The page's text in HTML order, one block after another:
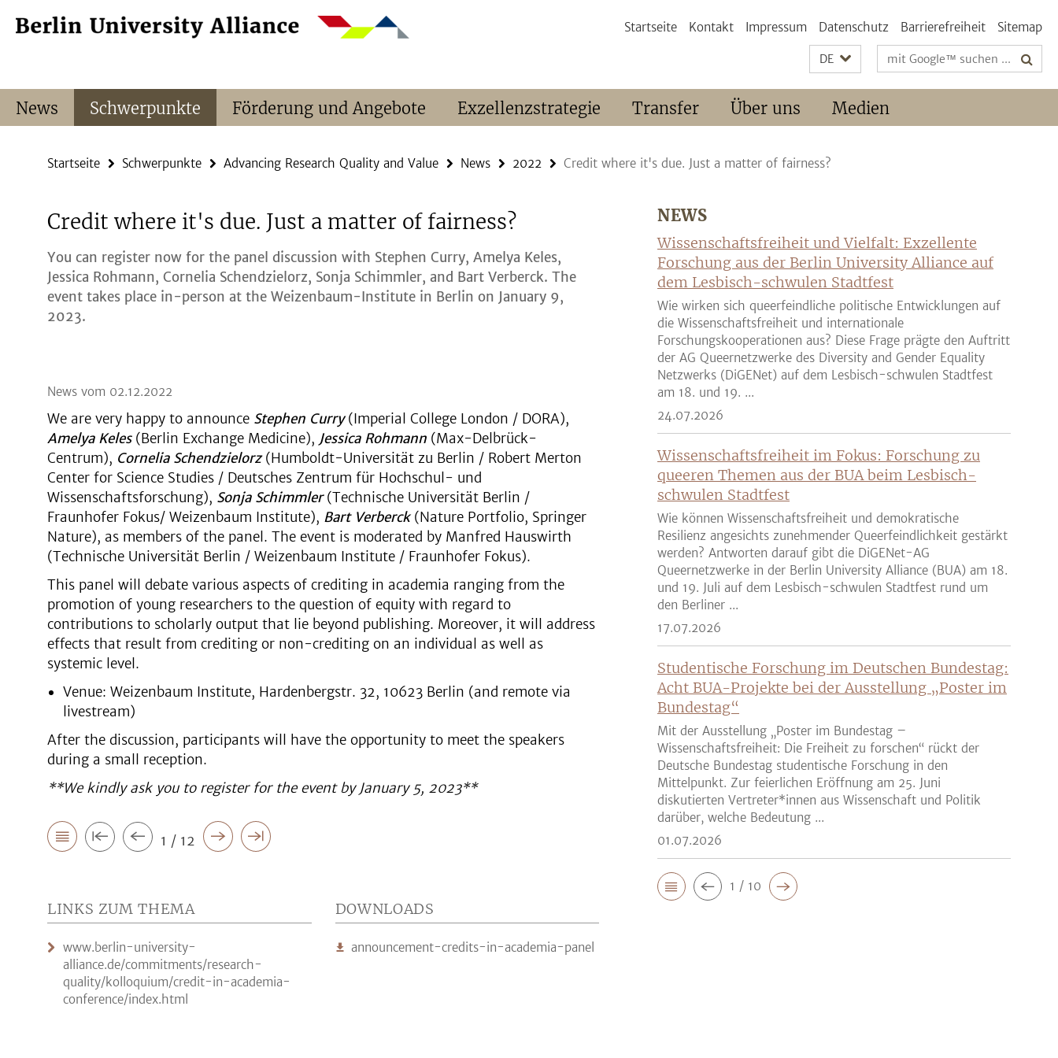
direkt
Service-
Startseite Kontakt Impressum Datenschutz Barrierefreiheit Sitemap
DE Suchbegriffe
News Schwerpunkte Förderung und Angebote Exzellenzstrategie Transfer Über uns Medien
Startseite Schwerpunkte Advancing Research Quality and Value News 2022 Credit where it's due. Just a matter of fairness?
Credit where it's due. Just a matter of fairness?
You can register now for the panel discussion with Stephen Curry, Amelya Keles,
Jessica Rohmann, Cornelia Schendzielorz, Sonja Schimmler, and Bart Verberck. The
event takes place in-person at the Weizenbaum-Institute in Berlin on January 9,
2023.
News vom 02.12.2022
We are very happy to announce Stephen Curry(Imperial College London / DORA),
Amelya Keles(Berlin Exchange Medicine), Jessica Rohmann (Max-Delbrück-
Centrum), Cornelia Schendzielorz(Humboldt-Universität zu Berlin / Robert Merton
Center for Science Studies / Deutsches Zentrum für Hochschul- und
Wissenschaftsforschung), Sonja Schimmler(Technische Universität Berlin /
Fraunhofer Fokus/ Weizenbaum Institute), Bart Verberck(Nature Portfolio, Springer
Nature), as members of the panel. The event is moderated by Manfred Hauswirth
(Technische Universität Berlin / Weizenbaum Institute / Fraunhofer Fokus).
This panel will debate various aspects of crediting in academia ranging from the
promotion of young researchers to the question of equity with regard to
contributions to scholarly output that lie beyond publishing. Moreover, it will address
effects that result from crediting or non-crediting on an individual as well as
systemic level.
Venue: Weizenbaum Institute, Hardenbergstr. 32, 10623 Berlin (and remote via
livestream)
After the discussion, participants will have the opportunity to meet the speakers
during a small reception.
**We kindly ask you to register for the event by January 5, 2023**
1 / 12
LINKS ZUM THEMA
www.berlin-university-
alliance.de/commitments/research-
quality/kolloquium/credit-in-academia-
conference/index.html
DOWNLOADS
announcement-credits-in-academia-panel
NEWS
Wissenschaftsfreiheit und Vielfalt: Exzellente
Forschung aus der Berlin University Alliance auf
dem Lesbisch-schwulen Stadtfest
Wie wirken sich queerfeindliche politische Entwicklungen auf
die Wissenschaftsfreiheit und internationale
Forschungskooperationen aus? Diese Frage prägte den Auftritt
der AG Queernetzwerke des Diversity and Gender Equality
Netzwerks (DiGENet) auf dem Lesbisch-schwulen Stadtfest
am 18. und 19. ...
24.07.2026
Wissenschaftsfreiheit im Fokus: Forschung zu
queeren Themen aus der BUA beim Lesbisch-
schwulen Stadtfest
Wie können Wissenschaftsfreiheit und demokratische
Resilienz angesichts zunehmender Queerfeindlichkeit gestärkt
werden? Antworten darauf gibt die DiGENet-AG
Queernetzwerke in der Berlin University Alliance (BUA) am 18.
und 19. Juli auf dem Lesbisch-schwulen Stadtfest rund um
den Berliner ...
17.07.2026
Studentische Forschung im Deutschen Bundestag:
Acht BUA-Projekte bei der Ausstellung „Poster im
Bundestag“
Mit der Ausstellung „Poster im Bundestag –
Wissenschaftsfreiheit: Die Freiheit zu forschen“ rückt der
Deutsche Bundestag studentische Forschung in den
Mittelpunkt. Zur feierlichen Eröffnung am 25. Juni
diskutierten Vertreter*innen aus Wissenschaft und Politik
darüber, welche Bedeutung ...
01.07.2026
1 / 10